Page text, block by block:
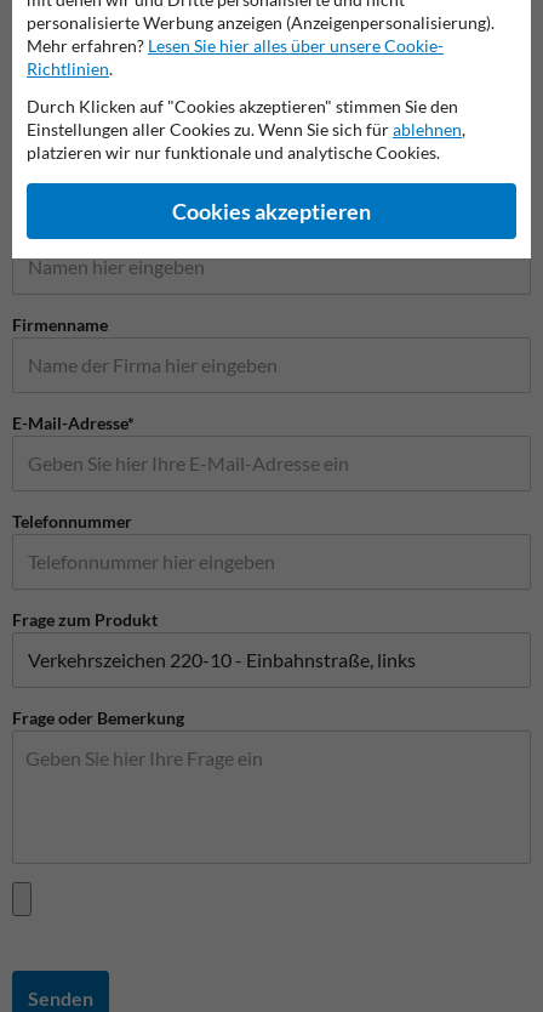
Vorschriftszeichen Vorfahrtsschilder
Stellen Sie Ihre Frage an Verkehrsschildkaufen.de
Firmenname
E-Mail-Adresse*
Telefonnummer
Frage zum Produkt
Frage oder Bemerkung
Senden
personalisierte Werbung anzeigen (Anzeigenpersonalisierung).
Mehr erfahren? Lesen Sie hier alles über unsere Cookie-
Richtlinien.
Durch Klicken auf "Cookies akzeptieren" stimmen Sie den
Einstellungen aller Cookies zu. Wenn Sie sich fürablehnen,
platzieren wir nur funktionale und analytische Cookies.
Cookies akzeptieren